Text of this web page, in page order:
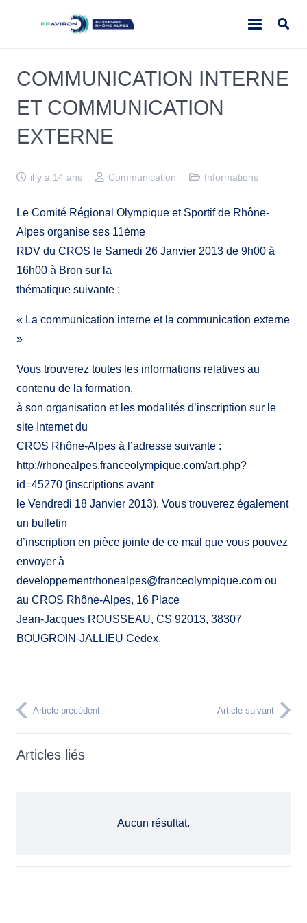
COMMUNICATION INTERNE
ET COMMUNICATION
EXTERNE
il y a 14 ans Communication Informations
Le Comité Régional Olympique et Sportif de Rhône-
Alpes organise ses 11ème
RDV du CROS le Samedi 26 Janvier 2013 de 9h00 à
16h00 à Bron sur la
thématique suivante :
« La communication interne et la communication externe
»
Vous trouverez toutes les informations relatives au
contenu de la formation,
à son organisation et les modalités d’inscription sur le
site Internet du
CROS Rhône-Alpes à l’adresse suivante :
http://rhonealpes.franceolympique.com/art.php?
id=45270 (inscriptions avant
le Vendredi 18 Janvier 2013). Vous trouverez également
un bulletin
d’inscription en pièce jointe de ce mail que vous pouvez
envoyer à
developpementrhonealpes@franceolympique.com ou
au CROS Rhône-Alpes, 16 Place
Jean-Jacques ROUSSEAU, CS 92013, 38307
BOUGROIN-JALLIEU Cedex.
Article précédent Article suivant
Articles liés
Aucun résultat.